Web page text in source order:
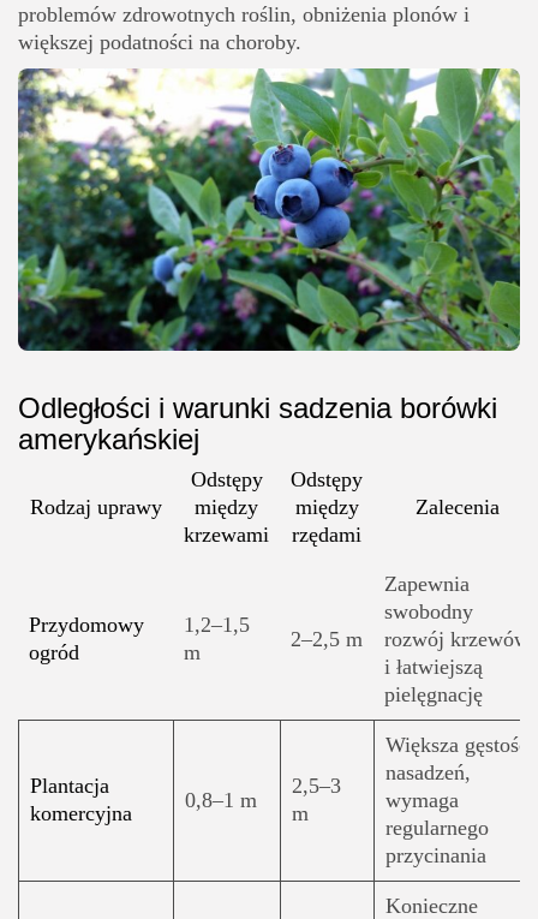
problemów zdrowotnych roślin, obniżenia plonów i
większej podatności na choroby.
Odległości i warunki sadzenia borówki
amerykańskiej
Rodzaj uprawy
Odstępy
między
krzewami
Odstępy
między
rzędami
Zalecenia
Przydomowy
ogród
1,2–1,5
m
2–2,5 m
Zapewnia
swobodny
rozwój krzewów
i łatwiejszą
pielęgnację
Plantacja
komercyjna
0,8–1 m
2,5–3
m
Większa gęstość
nasadzeń,
wymaga
regularnego
przycinania
Konieczne